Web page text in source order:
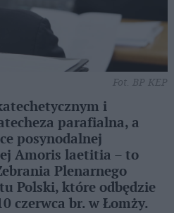
Fot. BP KEP
i
parafialna, a
posynodalnej
Amoris laetitia – to
Plenarnego
Polski, które odbędzie
czerwca br. w Łomży.